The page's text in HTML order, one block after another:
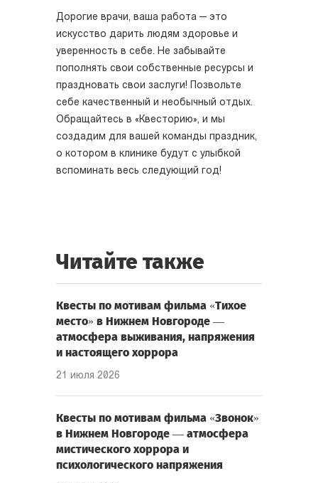
Дорогие врачи, ваша работа — это
искусство дарить людям здоровье и
уверенность в себе. Не забывайте
пополнять свои собственные ресурсы и
праздновать свои заслуги! Позвольте
себе качественный и необычный отдых.
Обращайтесь в «Квесторию», и мы
создадим для вашей команды праздник,
о котором в клинике будут с улыбкой
вспоминать весь следующий год!
Читайте также
Квесты по мотивам фильма «Тихое
место» в Нижнем Новгороде —
атмосфера выживания, напряжения
и настоящего хоррора
21 июля 2026
Квесты по мотивам фильма «Звонок»
в Нижнем Новгороде — атмосфера
мистического хоррора и
психологического напряжения